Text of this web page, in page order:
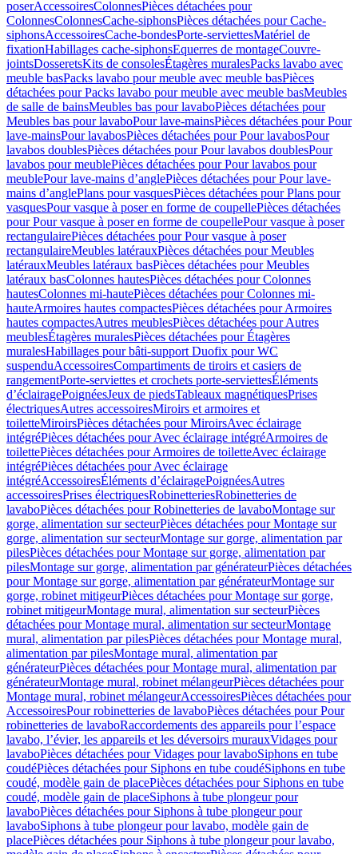
poserAccessoiresColonnesPièces détachées pour
ColonnesColonnesCache-siphonsPièces détachées pour Cache-
siphonsAccessoiresCache-bondesPorte-serviettesMatériel de
fixationHabillages cache-siphonsEquerres de montageCouvre-
jointsDosseretsKits de consolesÉtagères muralesPacks lavabo avec
meuble basPacks lavabo pour meuble avec meuble basPièces
détachées pour Packs lavabo pour meuble avec meuble basMeubles
de salle de bainsMeubles bas pour lavaboPièces détachées pour
Meubles bas pour lavaboPour lave-mainsPièces détachées pour Pour
lave-mainsPour lavabosPièces détachées pour Pour lavabosPour
lavabos doublesPièces détachées pour Pour lavabos doublesPour
lavabos pour meublePièces détachées pour Pour lavabos pour
meublePour lave-mains d’anglePièces détachées pour Pour lave-
mains d’anglePlans pour vasquesPièces détachées pour Plans pour
vasquesPour vasque à poser en forme de coupellePièces détachées
pour Pour vasque à poser en forme de coupellePour vasque à poser
rectangulairePièces détachées pour Pour vasque à poser
rectangulaireMeubles latérauxPièces détachées pour Meubles
latérauxMeubles latéraux basPièces détachées pour Meubles
latéraux basColonnes hautesPièces détachées pour Colonnes
hautesColonnes mi-hautePièces détachées pour Colonnes mi-
hauteArmoires hautes compactesPièces détachées pour Armoires
hautes compactesAutres meublesPièces détachées pour Autres
meublesÉtagères muralesPièces détachées pour Étagères
muralesHabillages pour bâti-support Duofix pour WC
suspenduAccessoiresCompartiments de tiroirs et casiers de
rangementPorte-serviettes et crochets porte-serviettesÉléments
d’éclairagePoignéesJeux de piedsTableaux magnétiquesPrises
électriquesAutres accessoiresMiroirs et armoires et
toiletteMiroirsPièces détachées pour MiroirsAvec éclairage
intégréPièces détachées pour Avec éclairage intégréArmoires de
toilettePièces détachées pour Armoires de toiletteAvec éclairage
intégréPièces détachées pour Avec éclairage
intégréAccessoiresÉléments d’éclairagePoignéesAutres
accessoiresPrises électriquesRobinetteriesRobinetteries de
lavaboPièces détachées pour Robinetteries de lavaboMontage sur
gorge, alimentation sur secteurPièces détachées pour Montage sur
gorge, alimentation sur secteurMontage sur gorge, alimentation par
pilesPièces détachées pour Montage sur gorge, alimentation par
pilesMontage sur gorge, alimentation par générateurPièces détachées
pour Montage sur gorge, alimentation par générateurMontage sur
gorge, robinet mitigeurPièces détachées pour Montage sur gorge,
robinet mitigeurMontage mural, alimentation sur secteurPièces
détachées pour Montage mural, alimentation sur secteurMontage
mural, alimentation par pilesPièces détachées pour Montage mural,
alimentation par pilesMontage mural, alimentation par
générateurPièces détachées pour Montage mural, alimentation par
générateurMontage mural, robinet mélangeurPièces détachées pour
Montage mural, robinet mélangeurAccessoiresPièces détachées pour
AccessoiresPour robinetteries de lavaboPièces détachées pour Pour
robinetteries de lavaboRaccordements des appareils pour l’espace
lavabo, l’évier, les appareils et les déversoirs murauxVidages pour
lavaboPièces détachées pour Vidages pour lavaboSiphons en tube
coudéPièces détachées pour Siphons en tube coudéSiphons en tube
coudé, modèle gain de placePièces détachées pour Siphons en tube
coudé, modèle gain de placeSiphons à tube plongeur pour
lavaboPièces détachées pour Siphons à tube plongeur pour
lavaboSiphons à tube plongeur pour lavabo, modèle gain de
placePièces détachées pour Siphons à tube plongeur pour lavabo,